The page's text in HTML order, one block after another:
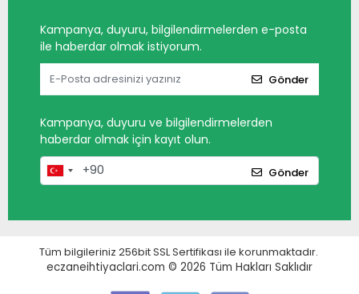
Kampanya, duyuru, bilgilendirmelerden e-posta
ile haberdar olmak istiyorum.
Gönder
Kampanya, duyuru ve bilgilendirmelerden
haberdar olmak için kayıt olun.
Gönder
Tüm bilgileriniz 256bit SSL Sertifikası ile korunmaktadır.
eczaneihtiyaclari.com © 2026 Tüm Hakları Saklıdır